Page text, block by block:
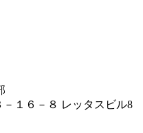
１６－８ レッタスビル8